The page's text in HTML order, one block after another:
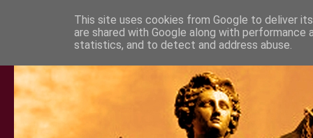
This site uses cookies from Google to deliver
are shared with Google along with
statistics, and to detect and address abuse.